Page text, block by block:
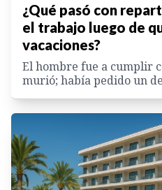
¿Qué pasó con
el trabajo luego de
vacaciones?
El hombre fue a cumplir
murió; había pedido un